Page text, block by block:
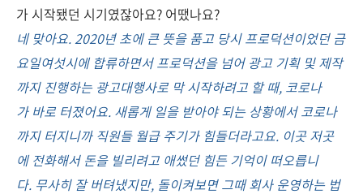
가 시작됐던 시기였잖아요? 어땠나요?
네 맞아요. 2020년 초에 큰 뜻을 품고 당시 프로덕션이었던 금
요일여섯시에 합류하면서 프로덕션을 넘어 광고 기획 및 제작
까지 진행하는 광고대행사로 막 시작하려고 할 때, 코로나
가 바로 터졌어요. 새롭게 일을 받아야 되는 상황에서 코로나
까지 터지니까 직원들 월급 주기가 힘들더라고요. 이곳 저곳
에 전화해서 돈을 빌리려고 애썼던 힘든 기억이 떠오릅니
다. 무사히 잘 버텨냈지만, 돌이켜보면 그때 회사 운영하는 법